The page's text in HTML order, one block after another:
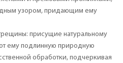
узором, придающим ему
присущие натуральному
ему подлинную природную
обработки, подчеркивая